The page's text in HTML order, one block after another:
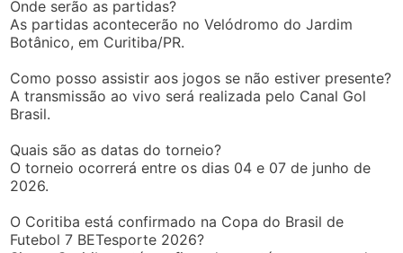
Onde serão as partidas?
As partidas acontecerão no Velódromo do Jardim
Botânico, em Curitiba/PR.
Como posso assistir aos jogos se não estiver presente?
A transmissão ao vivo será realizada pelo Canal Gol
Brasil.
Quais são as datas do torneio?
O torneio ocorrerá entre os dias 04 e 07 de junho de
2026.
O Coritiba está confirmado na Copa do Brasil de
Futebol 7 BETesporte 2026?